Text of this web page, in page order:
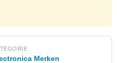
Merken